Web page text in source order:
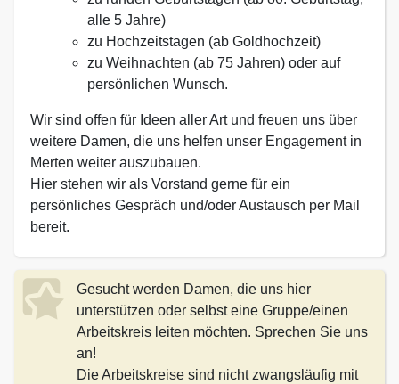
alle 5 Jahre)
zu Hochzeitstagen (ab Goldhochzeit)
zu Weihnachten (ab 75 Jahren) oder auf
persönlichen Wunsch.
Wir sind offen für Ideen aller Art und freuen uns über
weitere Damen, die uns helfen unser Engagement in
Merten weiter auszubauen.
Hier stehen wir als Vorstand gerne für ein
persönliches Gespräch und/oder Austausch per Mail
bereit.
Gesucht werden Damen, die uns hier
unterstützen oder selbst eine Gruppe/einen
Arbeitskreis leiten möchten. Sprechen Sie uns
an!
Die Arbeitskreise sind nicht zwangsläufig mit